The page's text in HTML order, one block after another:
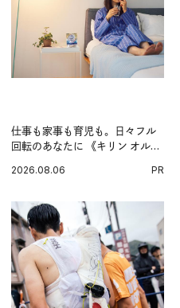
仕事も家事も育児も。日々フル
回転のあなたに 《キリン オルニ
2026.08.06 PR